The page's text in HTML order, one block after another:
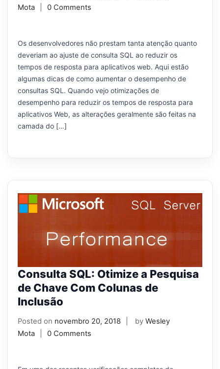
Mota
0 Comments
Os desenvolvedores não prestam tanta atenção quanto
deveriam ao ajuste de consulta SQL ao reduzir os
tempos de resposta para aplicativos web. Aqui estão
algumas dicas de como aumentar o desempenho de
consultas SQL. Quando vejo otimizações de
desempenho para reduzir os tempos de resposta para
aplicativos Web, as alterações geralmente são feitas na
camada do […]
Consulta SQL: Otimize a Pesquisa
de Chave Com Colunas de
Inclusão
Posted on novembro 20, 2018 by Wesley
Mota
0 Comments